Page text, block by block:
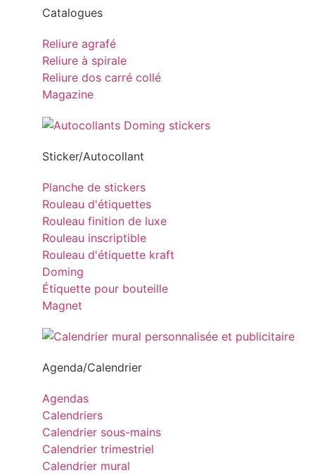
Catalogues
Reliure agrafé
Reliure à spirale
Reliure dos carré collé
Magazine
Sticker/Autocollant
Planche de stickers
Rouleau d'étiquettes
Rouleau finition de luxe
Rouleau inscriptible
Rouleau d'étiquette kraft
Doming
Étiquette pour bouteille
Magnet
Agenda/Calendrier
Agendas
Calendriers
Calendrier sous-mains
Calendrier trimestriel
Calendrier mural